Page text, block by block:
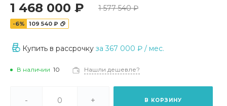
1 468 000 ₽ 1 577 540 ₽
-6% 109 540 ₽
Купить в рассрочку за367 000 ₽ / мес.
В наличии 10 Нашли дешевле?
- + В КОРЗИНУ